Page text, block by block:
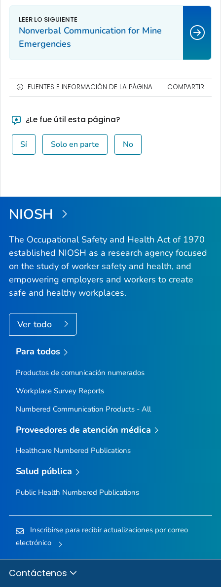
Nonverbal Communication for Mine
Emergencies
FUENTES E INFORMACIÓN DE LA PÁGINA COMPARTIR
¿Le fue útil esta página?
Sí Solo en parte No
NIOSH
The Occupational Safety and Health Act of 1970
established NIOSH as a research agency focused
on the study of worker safety and health, and
empowering employers and workers to create
safe and healthy workplaces.
Ver todo
Para todos
Productos de comunicación numerados
Workplace Survey Reports
Numbered Communication Products - All
Proveedores de atención médica
Healthcare Numbered Publications
Salud pública
Public Health Numbered Publications
Inscribirse para recibir actualizaciones por correo
electrónico
Contáctenos